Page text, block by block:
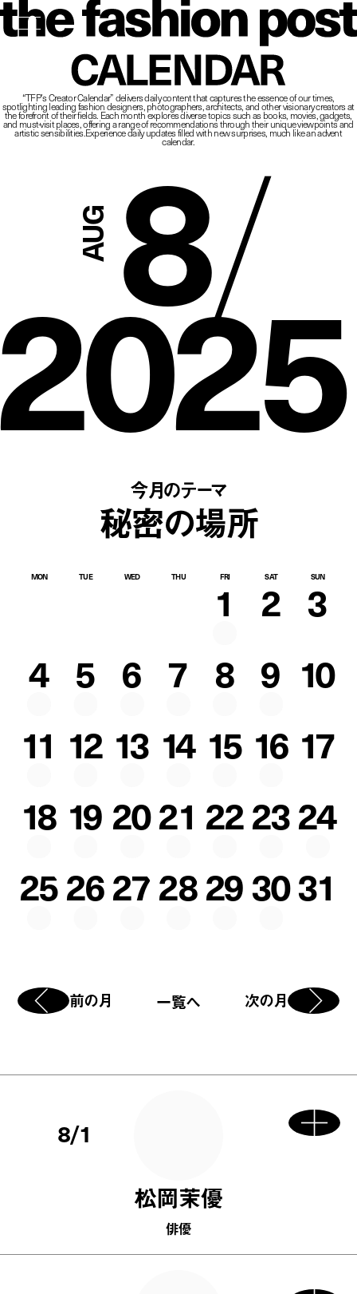
CALENDAR
“TFP’s Creator Calendar” delivers daily content that captures the essence of our times,
spotlighting leading fashion designers, photographers, architects, and other visionary creators at
the forefront of their fields.Each month explores diverse topics such as books, movies, gadgets,
and must-visit places,offering a range of recommendations through their unique viewpoints and
artistic sensibilities.Experience daily updates filled with new surprises, much like an advent
calendar.
8/
今月のテーマ
秘密の場所
MON TUE WED THU FRI SAT SUN
1 2 3
4 5 6 7 8 9 10
11 12 13 14 15 16 17
18 19 2021 222324
25262728293031
前の月 一覧へ 次の月
8/1
松岡茉優
俳優